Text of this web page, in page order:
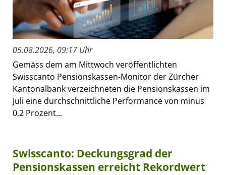
05.08.2026, 09:17 Uhr
Gemäss dem am Mittwoch veröffentlichten
Swisscanto Pensionskassen-Monitor der Zürcher
Kantonalbank verzeichneten die Pensionskassen im
Juli eine durchschnittliche Performance von minus
0,2 Prozent...
Swisscanto: Deckungsgrad der
Pensionskassen erreicht Rekordwert